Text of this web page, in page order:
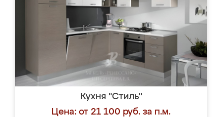
Кухня "Стиль"
Цена: от 21 100 руб. за п.м.